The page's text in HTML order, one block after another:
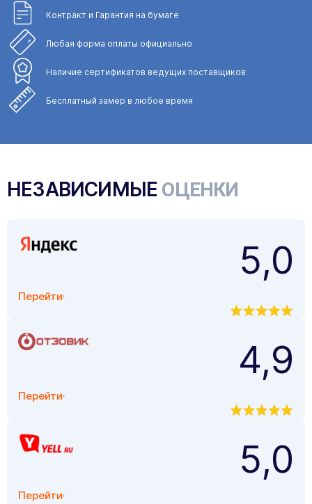
Контракт и Гарантия на бумаге
Любая форма оплаты официально
Наличие сертификатов ведущих поставщиков
Бесплатный замер в любое время
НЕЗАВИСИМЫЕ ОЦЕНКИ
Перейти
5,0
Перейти
4,9
Перейти
5,0